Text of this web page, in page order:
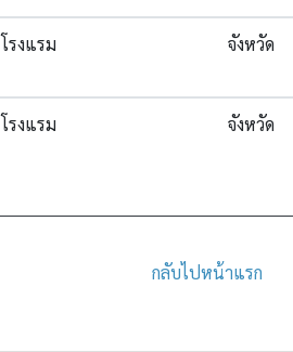
โรงแรม จังหวัด
โรงแรม จังหวัด
กลับไปหน้าแรก